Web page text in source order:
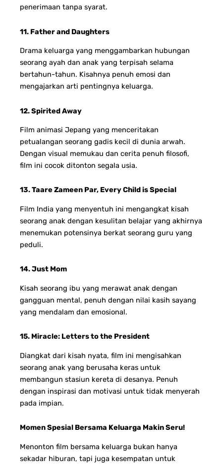
penerimaan tanpa syarat.
11. Father and Daughters
Drama keluarga yang menggambarkan hubungan
seorang ayah dan anak yang terpisah selama
bertahun-tahun. Kisahnya penuh emosi dan
mengajarkan arti pentingnya keluarga.
12. Spirited Away
Film animasi Jepang yang menceritakan
petualangan seorang gadis kecil di dunia arwah.
Dengan visual memukau dan cerita penuh filosofi,
film ini cocok ditonton segala usia.
13. Taare Zameen Par, Every Child is Special
Film India yang menyentuh ini mengangkat kisah
seorang anak dengan kesulitan belajar yang akhirnya
menemukan potensinya berkat seorang guru yang
peduli.
14. Just Mom
Kisah seorang ibu yang merawat anak dengan
gangguan mental, penuh dengan nilai kasih sayang
yang mendalam dan emosional.
15. Miracle: Letters to the President
Diangkat dari kisah nyata, film ini mengisahkan
seorang anak yang berusaha keras untuk
membangun stasiun kereta di desanya. Penuh
dengan inspirasi dan motivasi untuk tidak menyerah
pada impian.
Momen Spesial Bersama Keluarga Makin Seru!
Menonton film bersama keluarga bukan hanya
sekadar hiburan, tapi juga kesempatan untuk